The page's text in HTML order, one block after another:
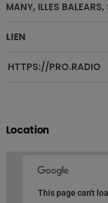
MANY, ILLES BALEARS,
LIEN
HTTPS://PRO.RADIO
Location
This page can't
This page can't